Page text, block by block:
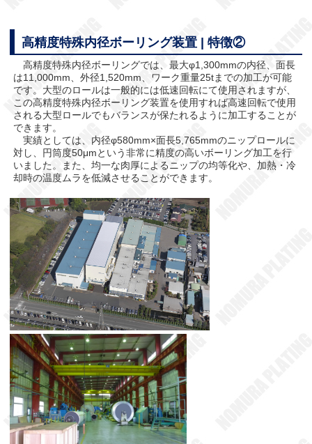
高精度特殊内径ボーリング装置 | 特徴②
高精度特殊内径ボーリングでは、最大φ1,300mmの内径、面長
は11,000mm、外径1,520mm、ワーク重量25tまでの加工が可能
です。大型のロールは一般的には低速回転にて使用されますが、
この高精度特殊内径ボーリング装置を使用すれば高速回転で使用
される大型ロールでもバランスが保たれるように加工することが
できます。
実績としては、内径φ580mm×面長5,765mmのニップロールに
対し、円筒度50μmという非常に精度の高いボーリング加工を行
いました。また、均一な肉厚によるニップの均等化や、加熱・冷
却時の温度ムラを低減させることができます。